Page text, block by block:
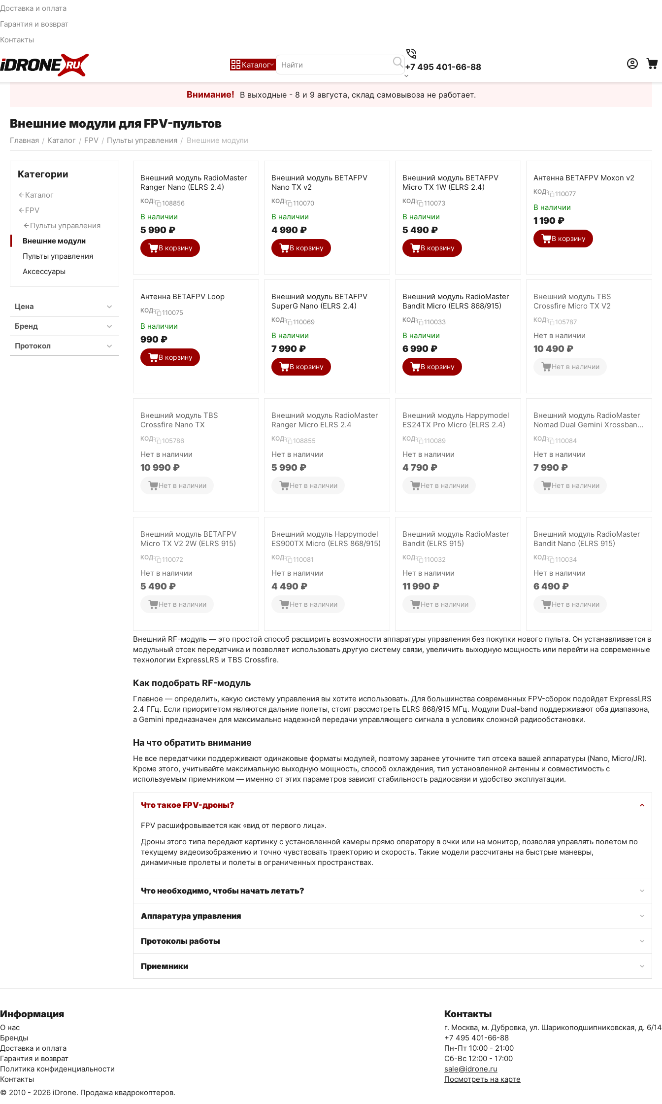
Доставка и оплата
Гарантия и возврат
Контакты
Каталог +7 495 401-66-88
Внимание! В выходные - 8 и 9 августа, склад самовывоза не работает.
Внешние модули для FPV-пультов
Главная / Каталог / FPV / Пульты управления / Внешние модули
Категории
Каталог
FPV
Пульты управления
Внешние модули
Пульты управления
Аксессуары
Цена
Бренд
Протокол
Внешний RF-модуль — это простой способ расширить возможности аппаратуры управления без покупки нового пульта. Он устанавливается в
модульный отсек передатчика и позволяет использовать другую систему связи, увеличить выходную мощность или перейти на современные
технологии ExpressLRS и TBS Crossfire.
Как подобрать RF-модуль
Главное — определить, какую систему управления вы хотите использовать. Для большинства современных FPV-сборок подойдет ExpressLRS
2.4 ГГц. Если приоритетом являются дальние полеты, стоит рассмотреть ELRS 868/915 МГц. Модули Dual-band поддерживают оба диапазона,
а Gemini предназначен для максимально надежной передачи управляющего сигнала в условиях сложной радиообстановки.
На что обратить внимание
Не все передатчики поддерживают одинаковые форматы модулей, поэтому заранее уточните тип отсека вашей аппаратуры (Nano, Micro/JR).
Кроме этого, учитывайте максимальную выходную мощность, способ охлаждения, тип установленной антенны и совместимость с
используемым приемником — именно от этих параметров зависит стабильность радиосвязи и удобство эксплуатации.
Что такое FPV-дроны?
FPV расшифровывается как «вид от первого лица».
Дроны этого типа передают картинку с установленной камеры прямо оператору в очки или на монитор, позволяя управлять полетом по
текущему видеоизображению и точно чувствовать траекторию и скорость. Такие модели рассчитаны на быстрые маневры,
динамичные пролеты и полеты в ограниченных пространствах.
Что необходимо, чтобы начать летать?
Аппаратура управления
Протоколы работы
Приемники
Внешний модуль RadioMaster
Ranger Nano (ELRS 2.4)
КОД: 108856
В наличии
5 990 ₽
В корзину
Внешний модуль BETAFPV
Nano TX v2
КОД: 110070
В наличии
4 990 ₽
В корзину
Внешний модуль BETAFPV
Micro TX 1W (ELRS 2.4)
КОД: 110073
В наличии
5 490 ₽
В корзину
Антенна BETAFPV Moxon v2
КОД: 110077
В наличии
1 190 ₽
В корзину
Антенна BETAFPV Loop
КОД: 110075
В наличии
‍990‍ ₽
В корзину
Внешний модуль BETAFPV
SuperG Nano (ELRS 2.4)
КОД: 110069
В наличии
7 990 ₽
В корзину
Внешний модуль RadioMaster
Bandit Micro (ELRS 868/915)
КОД: 110033
В наличии
6 990 ₽
В корзину
Внешний модуль TBS
Crossfire Micro TX V2
КОД: 105787
Нет в наличии
10 490 ₽
Нет в наличии
Внешний модуль TBS
Crossfire Nano TX
КОД: 105786
Нет в наличии
10 990 ₽
Нет в наличии
Внешний модуль RadioMaster
Ranger Micro ELRS 2.4
КОД: 108855
Нет в наличии
5 990 ₽
Нет в наличии
Внешний модуль Happymodel
ES24TX Pro Micro (ELRS 2.4)
КОД: 110089
Нет в наличии
4 790 ₽
Нет в наличии
Внешний модуль RadioMaster
Nomad Dual Gemini Xrossband
ELRS 1W
КОД: 110084
Нет в наличии
7 990 ₽
Нет в наличии
Внешний модуль BETAFPV
Micro TX V2 2W (ELRS 915)
КОД: 110072
Нет в наличии
5 490 ₽
Нет в наличии
Внешний модуль Happymodel
ES900TX Micro (ELRS 868/915)
КОД: 110081
Нет в наличии
4 490 ₽
Нет в наличии
Внешний модуль RadioMaster
Bandit (ELRS 915)
КОД: 110032
Нет в наличии
11 990 ₽
Нет в наличии
Внешний модуль RadioMaster
Bandit Nano (ELRS 915)
КОД: 110034
Нет в наличии
6 490 ₽
Нет в наличии
Информация
О нас
Бренды
Доставка и оплата
Гарантия и возврат
Политика конфиденциальности
Контакты
Контакты
г. Москва, м. Дубровка, ул. Шарикоподшипниковская, д. 6/14
+7 495 401-66-88
Пн-Пт 10:00 - 21:00
Сб-Вс 12:00 - 17:00
sale@idrone.ru
Посмотреть на карте
© 2010 - 2026 iDrone. Продажа квадрокоптеров.